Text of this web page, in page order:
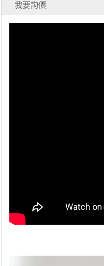
我要詢價